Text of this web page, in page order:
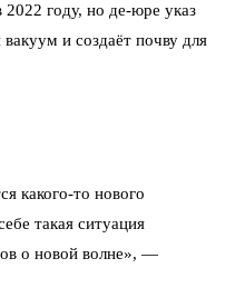
году, но де-юре указ
и создаёт почву для
какого-то нового
такая ситуация
о новой волне», —